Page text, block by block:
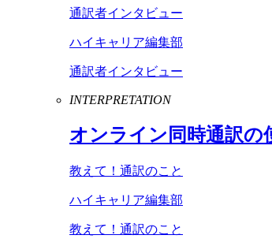
通訳者インタビュー
ハイキャリア編集部
通訳者インタビュー
INTERPRETATION
オンライン同時通訳の
教えて！通訳のこと
ハイキャリア編集部
教えて！通訳のこと